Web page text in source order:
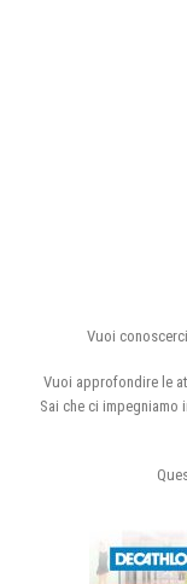
Vuoi
Vuoi approfondire le
Sai che ci